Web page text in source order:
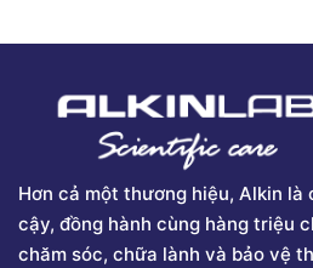
Hơn cả một thương hiệu, Alkin
cậy, đồng hành cùng hàng triệu
chăm sóc, chữa lành và bảo vệ